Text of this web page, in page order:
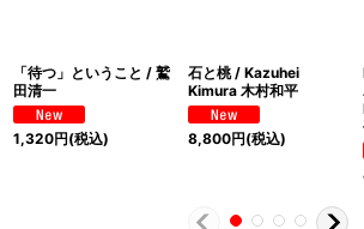
「待つ」ということ / 鷲
田清一
1,320円(税込)
石と桃 / Kazuhei
Kimura 木村和平
8,800円(税込)